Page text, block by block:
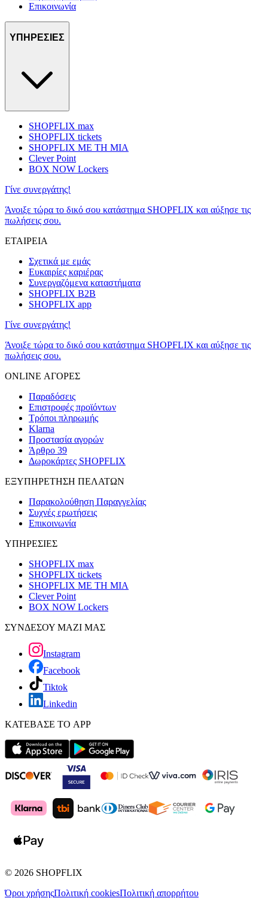
Επικοινωνία
ΥΠΗΡΕΣΙΕΣ
SHOPFLIX max
SHOPFLIX tickets
SHOPFLIX ΜΕ ΤΗ ΜΙΑ
Clever Point
BOX NOW Lockers
Γίνε συνεργάτης!
Άνοιξε τώρα το δικό σου κατάστημα SHOPFLIX και αύξησε τις
πωλήσεις σου.
ΕΤΑΙΡΕΙΑ
Σχετικά με εμάς
Ευκαιρίες καριέρας
Συνεργαζόμενα καταστήματα
SHOPFLIX B2B
SHOPFLIX app
Γίνε συνεργάτης!
Άνοιξε τώρα το δικό σου κατάστημα SHOPFLIX και αύξησε τις
πωλήσεις σου.
ONLINE ΑΓΟΡΕΣ
Παραδόσεις
Επιστροφές προϊόντων
Τρόποι πληρωμής
Klarna
Προστασία αγορών
Άρθρο 39
Δωροκάρτες SHOPFLIX
ΕΞΥΠΗΡΕΤΗΣΗ ΠΕΛΑΤΩΝ
Παρακολούθηση Παραγγελίας
Συχνές ερωτήσεις
Επικοινωνία
ΥΠΗΡΕΣΙΕΣ
SHOPFLIX max
SHOPFLIX tickets
SHOPFLIX ΜΕ ΤΗ ΜΙΑ
Clever Point
BOX NOW Lockers
ΣΥΝΔΕΣΟΥ ΜΑΖΙ ΜΑΣ
Instagram
Facebook
Tiktok
Linkedin
ΚΑΤΕΒΑΣΕ ΤΟ APP
© 2026 SHOPFLIX
Όροι χρήσηςΠολιτική cookiesΠολιτική απορρήτου